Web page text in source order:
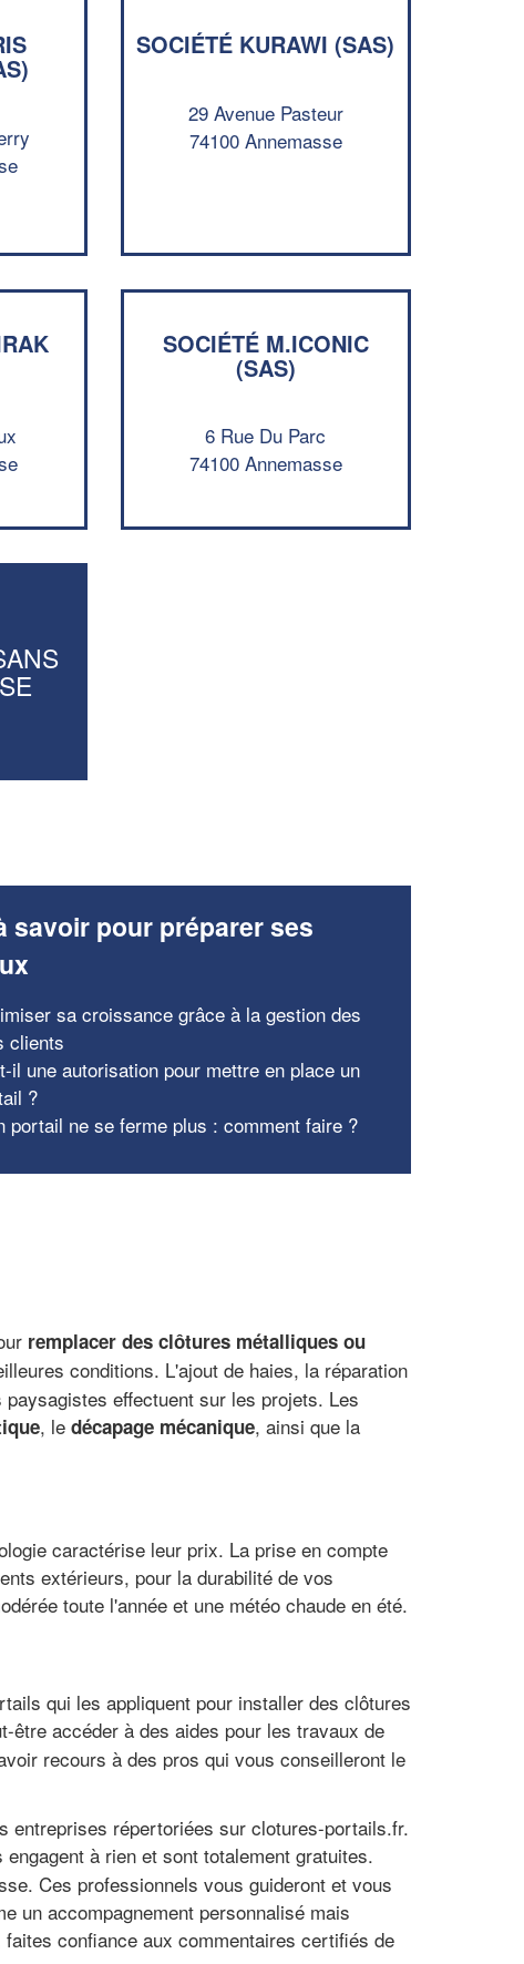
SOCIÉTÉ KURAWI (SAS)
29 Avenue Pasteur
74100 Annemasse
SOCIÉTÉ M.ICONIC
(SAS)
6 Rue Du Parc
74100 Annemasse
savoir pour préparer ses
sa croissance grâce à la gestion des
clients
il une autorisation pour mettre en place un
?
portail ne se ferme plus : comment faire ?
remplacer des clôtures métalliques ou
conditions. L'ajout de haies, la réparation
effectuent sur les projets. Les
, le décapage mécanique, ainsi que la
caractérise leur prix. La prise en compte
extérieurs, pour la durabilité de vos
toute l'année et une météo chaude en été.
qui les appliquent pour installer des clôtures
être accéder à des aides pour les travaux de
recours à des pros qui vous conseilleront le
entreprises répertoriées sur clotures-portails.fr.
engagent à rien et sont totalement gratuites.
Ces professionnels vous guideront et vous
un accompagnement personnalisé mais
confiance aux commentaires certifiés de
✕
Vous êtes un
Augmentez votrechiffre d'affaires